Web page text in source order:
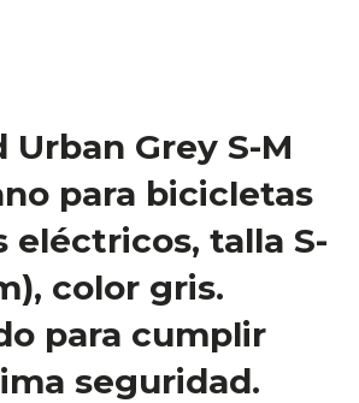
Urban Grey S-M
para bicicletas
eléctricos, talla S-
color gris.
para cumplir
seguridad.